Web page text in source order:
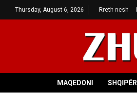
Thursday, August 6, 2026 Rreth nesh
MAQEDONI SHQIPËRI